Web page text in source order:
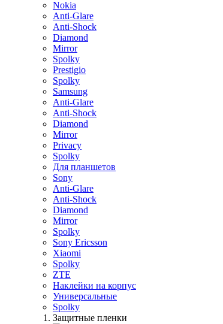
Nokia
Anti-Glare
Anti-Shock
Diamond
Mirror
Spolky
Prestigio
Spolky
Samsung
Anti-Glare
Anti-Shock
Diamond
Mirror
Privacy
Spolky
Для планшетов
Sony
Anti-Glare
Anti-Shock
Diamond
Mirror
Spolky
Sony Ericsson
Xiaomi
Spolky
ZTE
Наклейки на корпус
Универсальные
Spolky
Защитные пленки